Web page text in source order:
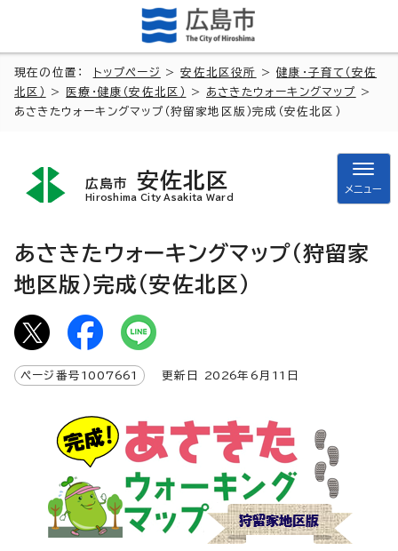
現在の位置： トップページ >安佐北区役所 >健康・子育て（安佐
北区）
> 医療・健康（安佐北区） > あさきたウォーキングマップ
>
あさきたウォーキングマップ（狩留家地区版）完成（安佐北区）
広島市 安佐北区
Hiroshima City Asakita Ward
メニュー
あさきたウォーキングマップ（狩留家
地区版）完成（安佐北区）
ページ番号 1007661 更新日 2026年6月 11 日